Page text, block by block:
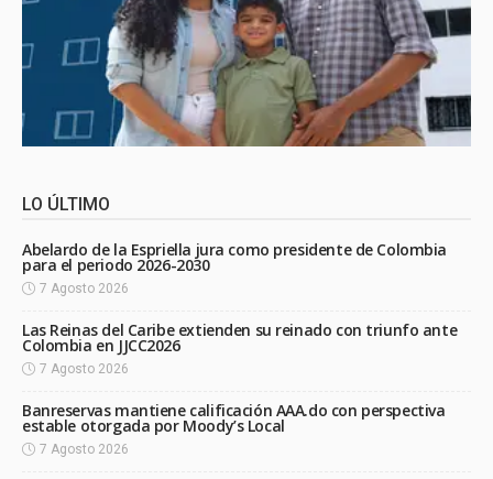
LO ÚLTIMO
Abelardo de la Espriella jura como presidente de Colombia
para el periodo 2026-2030
7 Agosto 2026
Las Reinas del Caribe extienden su reinado con triunfo ante
Colombia en JJCC2026
7 Agosto 2026
Banreservas mantiene calificación AAA.do con perspectiva
estable otorgada por Moody’s Local
7 Agosto 2026